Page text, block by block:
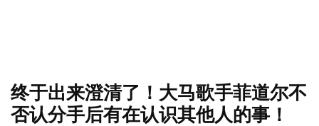
终于出来澄清了！大马歌手菲道尔不
否认分手后有在认识其他人的事！